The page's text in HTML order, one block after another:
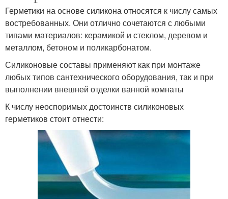
Герметики на основе силикона относятся к числу самых
востребованных. Они отлично сочетаются с любыми
типами материалов: керамикой и стеклом, деревом и
металлом, бетоном и поликарбонатом.
Силиконовые составы применяют как при монтаже
любых типов сантехнического оборудования, так и при
выполнении внешней отделки ванной комнаты
К числу неоспоримых достоинств силиконовых
герметиков стоит отнести: